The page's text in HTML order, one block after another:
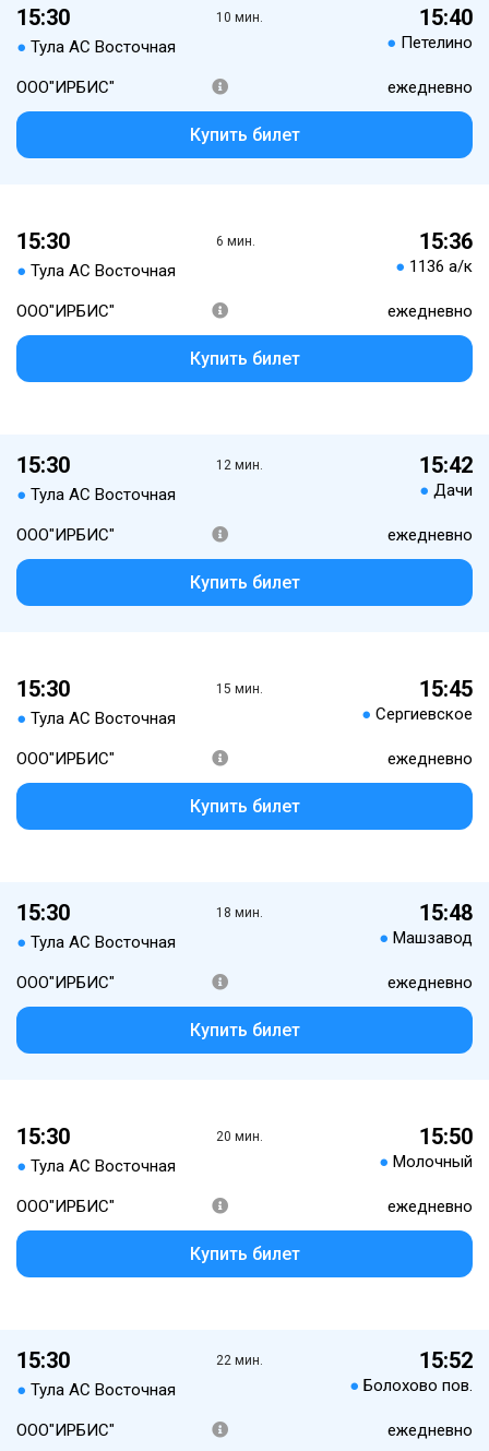
15:30
● Тула АС Восточная
10 мин. 15:40
● Петелино
ООО"ИРБИС" ежедневно
Купить билет
15:30
● Тула АС Восточная
6 мин. 15:36
● 1136 а/к
ООО"ИРБИС" ежедневно
Купить билет
15:30
● Тула АС Восточная
12 мин. 15:42
● Дачи
ООО"ИРБИС" ежедневно
Купить билет
15:30
● Тула АС Восточная
15 мин. 15:45
● Сергиевское
ООО"ИРБИС" ежедневно
Купить билет
15:30
● Тула АС Восточная
18 мин. 15:48
● Машзавод
ООО"ИРБИС" ежедневно
Купить билет
15:30
● Тула АС Восточная
20 мин. 15:50
● Молочный
ООО"ИРБИС" ежедневно
Купить билет
15:30
● Тула АС Восточная
22 мин. 15:52
● Болохово пов.
ООО"ИРБИС" ежедневно